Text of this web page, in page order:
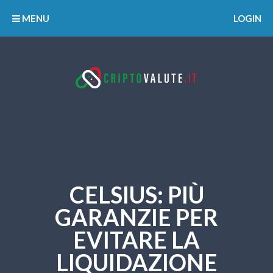
MENU LOGIN
CELSIUS: PIÙ
GARANZIE PER
EVITARE LA
LIQUIDAZIONE